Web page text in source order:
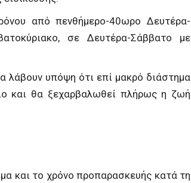
από πενθήμερο-40ωρο Δευτέρα-
σε Δευτέρα-Σάββατο με
λάβουν υπόψη ότι επί μακρό διάστημα
και θα ξεχαρβαλωθεί πλήρως η ζωή
και το χρόνο προπαρασκευής κατά τη